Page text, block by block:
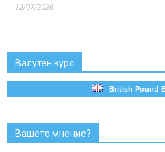
12/07/2026
Валутен курс
British Pound
Вашето мнение?